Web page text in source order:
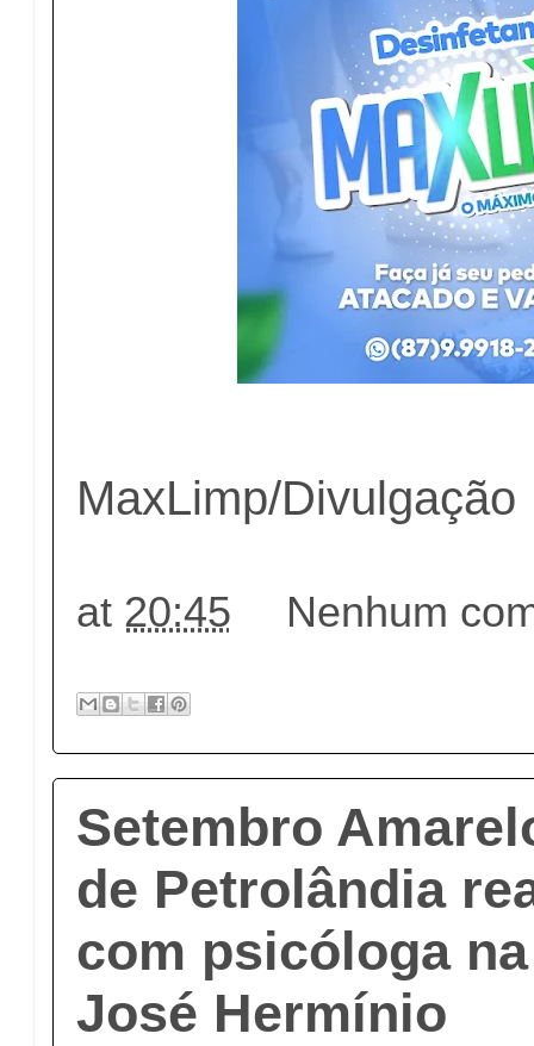
MaxLimp/Divulgação
at 20:45 Nenhum
Setembro
de Petrolândia
com psicóloga
José Hermínio